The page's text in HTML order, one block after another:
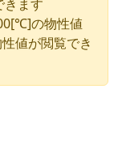
きます
の物性値
値が閲覧でき